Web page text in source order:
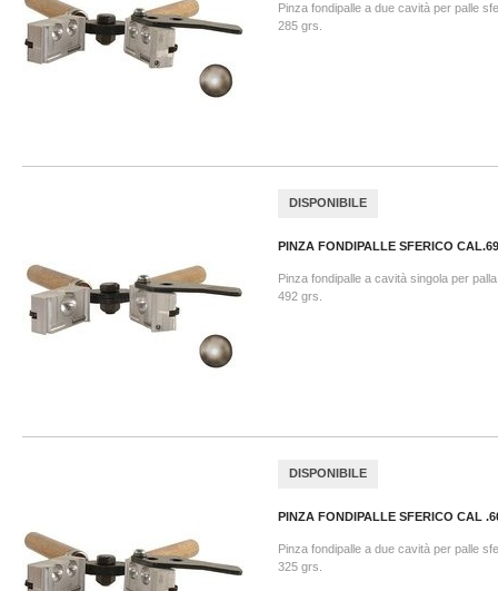
Pinza fondipalle a due cavità per palle
285 grs.
DISPONIBILE
PINZA FONDIPALLE SFERICO
Pinza fondipalle a cavità singola per
492 grs.
DISPONIBILE
PINZA FONDIPALLE SFERICO CAL
Pinza fondipalle a due cavità per palle
325 grs.